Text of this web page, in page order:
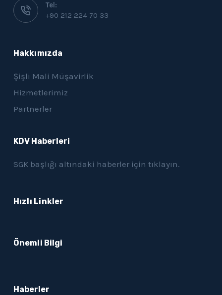
Tel:
+90 212 224 70 33
Hakkımızda
Şişli Mali Müşavirlik
Hizmetlerimiz
Partnerler
KDV Haberleri
SGK başlığı altındaki haberler için tıklayın.
Hızlı Linkler
Önemli Bilgi
Haberler